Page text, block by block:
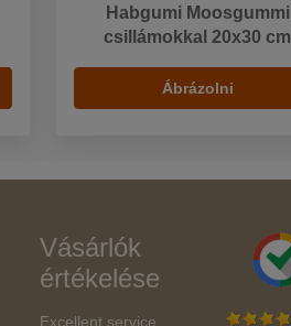
Habgumi Moosgummi
csillámokkal 20x30 cm
Ábrázolni
Vásárlók
értékelése
Excellent service